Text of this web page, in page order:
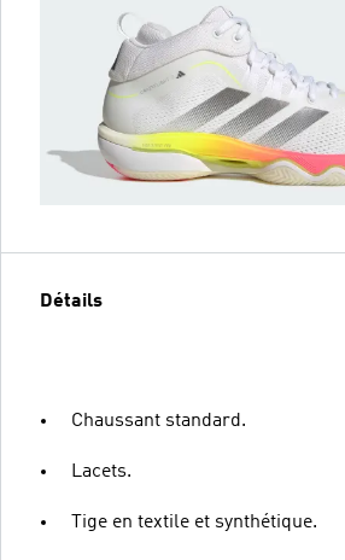
Détails
Chaussant standard.
Lacets.
Tige en textile et synthétique.